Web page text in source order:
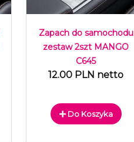
Zapach do samochodu
zestaw 2szt MANGO
C645
12.00 PLN netto
Do Koszyka